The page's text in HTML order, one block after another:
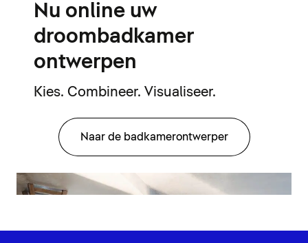
Nu online uw
droombadkamer
ontwerpen
Kies. Combineer. Visualiseer.
Naar de badkamerontwerper